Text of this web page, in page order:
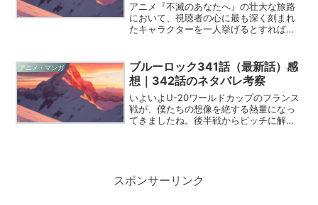
アニメ『不滅のあなたへ』の壮大な旅路
において、視聴者の心に最も深く刻まれ
たキャラクターを一人挙げるとすれば、
現在、アニメ第3期の放送も完結を迎えま
したが、物語の始まり...
アニメ・マンガ
ブルーロック341話（最新話）感
想｜342話のネタバレ考察
いよいよU-20ワールドカップのフランス
戦が、僕たちの想像を絶する熱量になっ
てきましたね。後半戦からピッチに解き
スポンサーリンク